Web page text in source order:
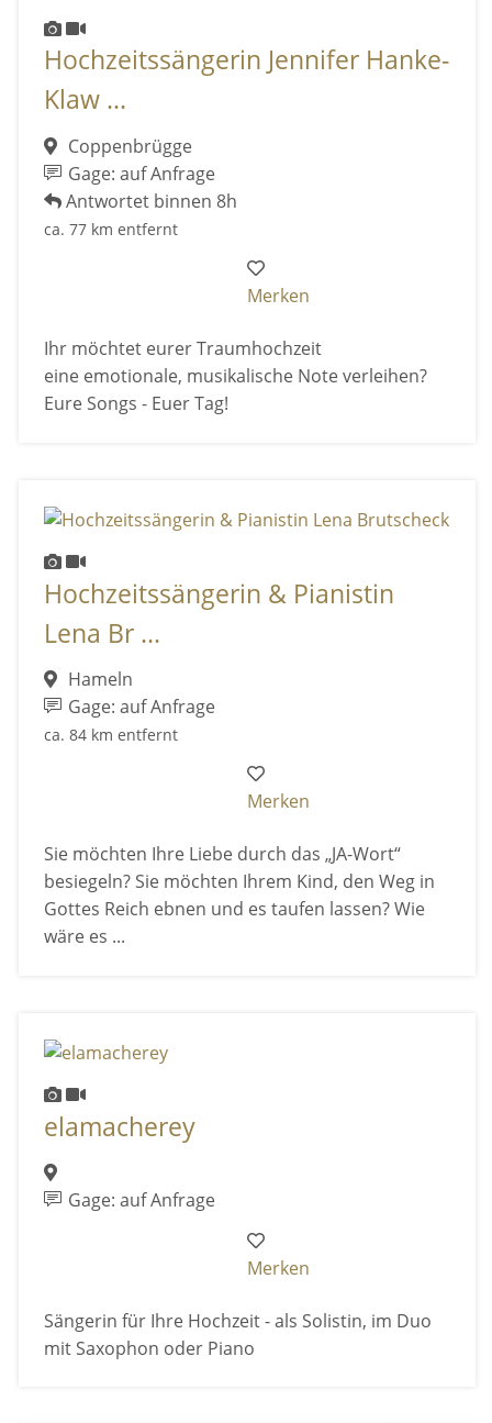
Hochzeitssängerin Jennifer Hanke-
Klaw ...
Coppenbrügge
Gage: auf Anfrage
Antwortet binnen 8h
ca. 77 km entfernt
Merken
Ihr möchtet eurer Traumhochzeit
eine emotionale, musikalische Note verleihen?
Eure Songs - Euer Tag!
Hochzeitssängerin & Pianistin
Lena Br ...
Hameln
Gage: auf Anfrage
ca. 84 km entfernt
Merken
Sie möchten Ihre Liebe durch das „JA-Wort“
besiegeln? Sie möchten Ihrem Kind, den Weg in
Gottes Reich ebnen und es taufen lassen? Wie
wäre es ...
elamacherey
Gage: auf Anfrage
Merken
Sängerin für Ihre Hochzeit - als Solistin, im Duo
mit Saxophon oder Piano